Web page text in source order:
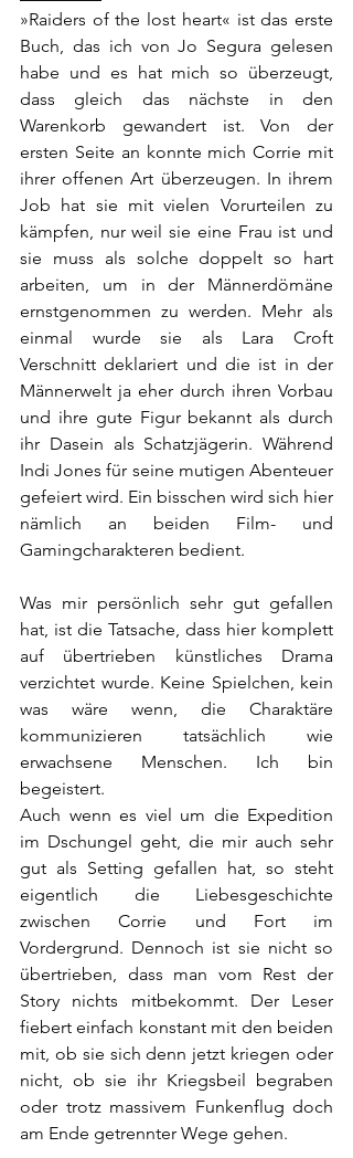
»Raiders of the lost heart« ist das erste
Buch, das ich von Jo Segura gelesen
habe und es hat mich so überzeugt,
dass gleich das nächste in den
Warenkorb gewandert ist. Von der
ersten Seite an konnte mich Corrie mit
ihrer offenen Art überzeugen. In ihrem
Job hat sie mit vielen Vorurteilen zu
kämpfen, nur weil sie eine Frau ist und
sie muss als solche doppelt so hart
arbeiten, um in der Männerdömäne
ernstgenommen zu werden. Mehr als
einmal wurde sie als Lara Croft
Verschnitt deklariert und die ist in der
Männerwelt ja eher durch ihren Vorbau
und ihre gute Figur bekannt als durch
ihr Dasein als Schatzjägerin. Während
Indi Jones für seine mutigen Abenteuer
gefeiert wird. Ein bisschen wird sich hier
nämlich an beiden Film- und
Gamingcharakteren bedient.
Was mir persönlich sehr gut gefallen
hat, ist die Tatsache, dass hier komplett
auf übertrieben künstliches Drama
verzichtet wurde. Keine Spielchen, kein
was wäre wenn, die Charaktäre
kommunizieren tatsächlich wie
erwachsene Menschen. Ich bin
begeistert.
Auch wenn es viel um die Expedition
im Dschungel geht, die mir auch sehr
gut als Setting gefallen hat, so steht
eigentlich die Liebesgeschichte
zwischen Corrie und Fort im
Vordergrund. Dennoch ist sie nicht so
übertrieben, dass man vom Rest der
Story nichts mitbekommt. Der Leser
fiebert einfach konstant mit den beiden
mit, ob sie sich denn jetzt kriegen oder
nicht, ob sie ihr Kriegsbeil begraben
oder trotz massivem Funkenflug doch
am Ende getrennter Wege gehen.